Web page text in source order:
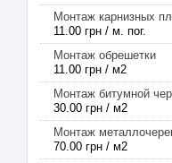
Монтаж карнизных
11.00 грн / м. пог.
Монтаж обрешетки
11.00 грн / м2
Монтаж битумной
30.00 грн / м2
Монтаж
70.00 грн / м2